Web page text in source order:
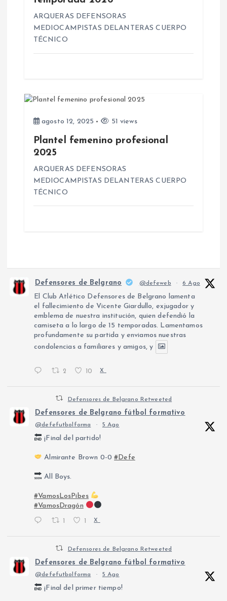
a
ARQUERAS DEFENSORAS
MEDIOCAMPISTAS DELANTERAS CUERPO
TÉCNICO
agosto 12, 2025 51 views
Plantel femenino profesional
2025
ARQUERAS DEFENSORAS
MEDIOCAMPISTAS DELANTERAS CUERPO
TÉCNICO
Defensores de Belgrano @defeweb · 6 Ago
El Club Atlético Defensores de Belgrano lamenta
el fallecimiento de Vicente Giardullo, exjugador y
emblema de nuestra institución, quien defendió la
camiseta a lo largo de 15 temporadas. Lamentamos
profundamente su partida y enviamos nuestras
condolencias a familiares y amigos, y
2 10 X
Defensores de Belgrano Retweeted
Defensores de Belgrano fútbol formativo
@defefutbolforma · 5 Ago
¡Final del partido!
Almirante Brown 0-0#Defe
All Boys.
#VamosLosPibes
#VamosDragón
X
Defensores de Belgrano Retweeted
Defensores de Belgrano fútbol formativo
@defefutbolforma · 5 Ago
¡Final del primer tiempo!